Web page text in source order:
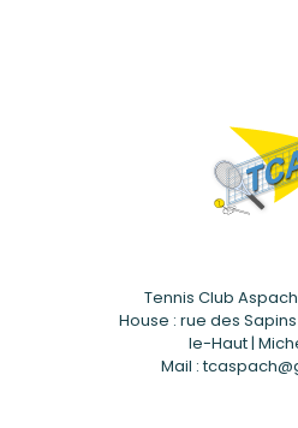
Tennis Club
House : rue des
le-Haut |
Mail :